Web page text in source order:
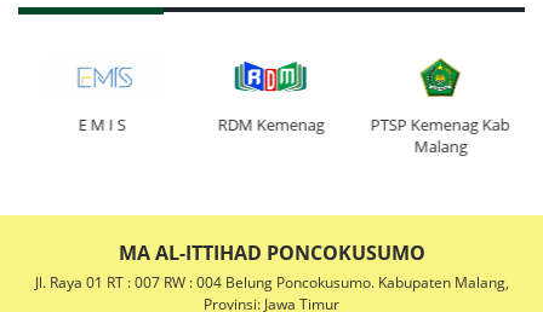
E M I S RDM Kemenag
PTSP Kemenag Kab
Malang
MA AL-ITTIHAD PONCOKUSUMO
Jl. Raya 01 RT : 007 RW : 004 Belung Poncokusumo. Kabupaten Malang,
Provinsi: Jawa Timur